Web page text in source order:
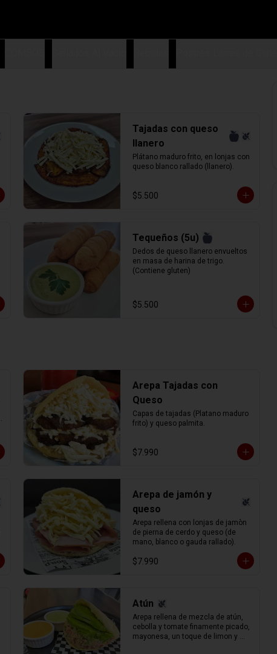
Tajadas con queso
llanero
Plátano maduro frito, en lonjas con
queso blanco rallado (llanero).
$5.500
Tequeños (5u)
Dedos de queso llanero envueltos
en masa de harina de trigo.
(Contiene gluten)
$5.500
Arepa Tajadas con
Queso
Capas de tajadas (Platano maduro
frito) y queso palmita.
$7.990
Arepa de jamón y
queso
Arepa rellena con lonjas de jamòn
de pierna de cerdo y queso (de
mano, blanco o gauda rallado).
$7.990
Atún
Arepa rellena de mezcla de atún,
cebolla y tomate finamente picado,
mayonesa, un toque de limon y